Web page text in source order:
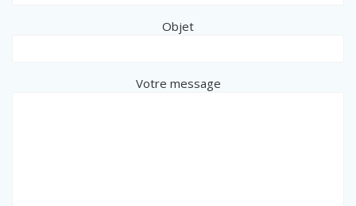
Objet
Votre message